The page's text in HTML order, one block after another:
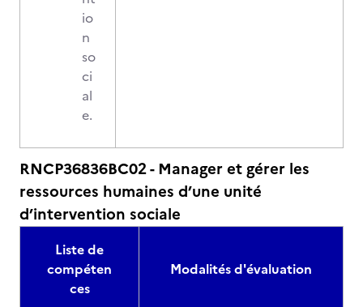
io
n
so
ci
al
e.
RNCP36836BC02 - Manager et gérer les
ressources humaines d’une unité
d’intervention sociale
Liste de
compéten
ces
Modalités d'évaluation